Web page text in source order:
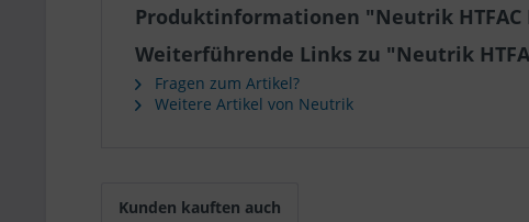
Produktinformationen "Neutrik HTFAC
Weiterführende Links zu "Neutrik
Fragen zum Artikel?
Weitere Artikel von Neutrik
Kunden kauften auch